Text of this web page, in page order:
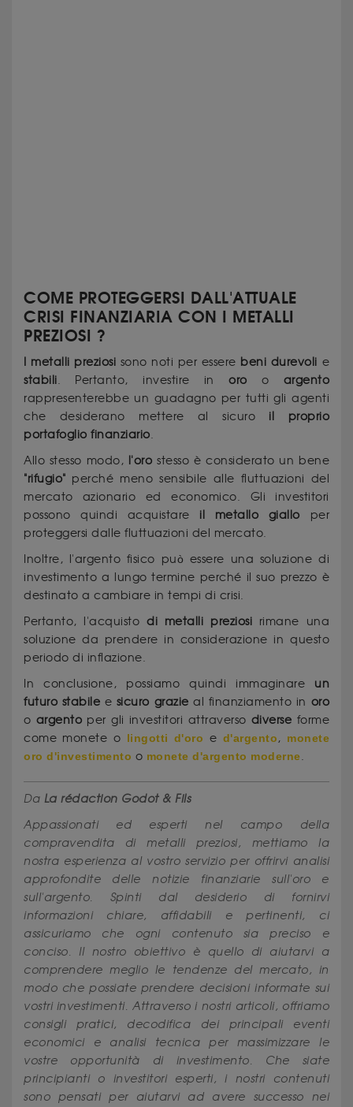
COME PROTEGGERSI DALL'ATTUALE
CRISI FINANZIARIA CON I METALLI
PREZIOSI ?
I metalli preziosi sono noti per essere beni durevoli e
stabili. Pertanto, investire in oro o argento
rappresenterebbe un guadagno per tutti gli agenti
che desiderano mettere al sicuro il proprio
portafoglio finanziario.
Allo stesso modo, l'oro stesso è considerato un bene
"rifugio" perché meno sensibile alle fluttuazioni del
mercato azionario ed economico. Gli investitori
possono quindi acquistare il metallo giallo per
proteggersi dalle fluttuazioni del mercato.
Inoltre, l'argento fisico può essere una soluzione di
investimento a lungo termine perché il suo prezzo è
destinato a cambiare in tempi di crisi.
Pertanto, l'acquisto di metalli preziosi rimane una
soluzione da prendere in considerazione in questo
periodo di inflazione.
In conclusione, possiamo quindi immaginare un
futuro stabile e sicuro grazie al finanziamento in oro
o argento per gli investitori attraverso diverse forme
come monete o lingotti d'oro e d'argento, monete
oro d'investimento o monete d'argento moderne.
Da La rédaction Godot & Fils
Appassionati ed esperti nel campo della
compravendita di metalli preziosi, mettiamo la
nostra esperienza al vostro servizio per offrirvi analisi
approfondite delle notizie finanziarie sull'oro e
sull'argento. Spinti dal desiderio di fornirvi
informazioni chiare, affidabili e pertinenti, ci
assicuriamo che ogni contenuto sia preciso e
conciso. Il nostro obiettivo è quello di aiutarvi a
comprendere meglio le tendenze del mercato, in
modo che possiate prendere decisioni informate sui
vostri investimenti. Attraverso i nostri articoli, offriamo
consigli pratici, decodifica dei principali eventi
economici e analisi tecnica per massimizzare le
vostre opportunità di investimento. Che siate
principianti o investitori esperti, i nostri contenuti
sono pensati per aiutarvi ad avere successo nei